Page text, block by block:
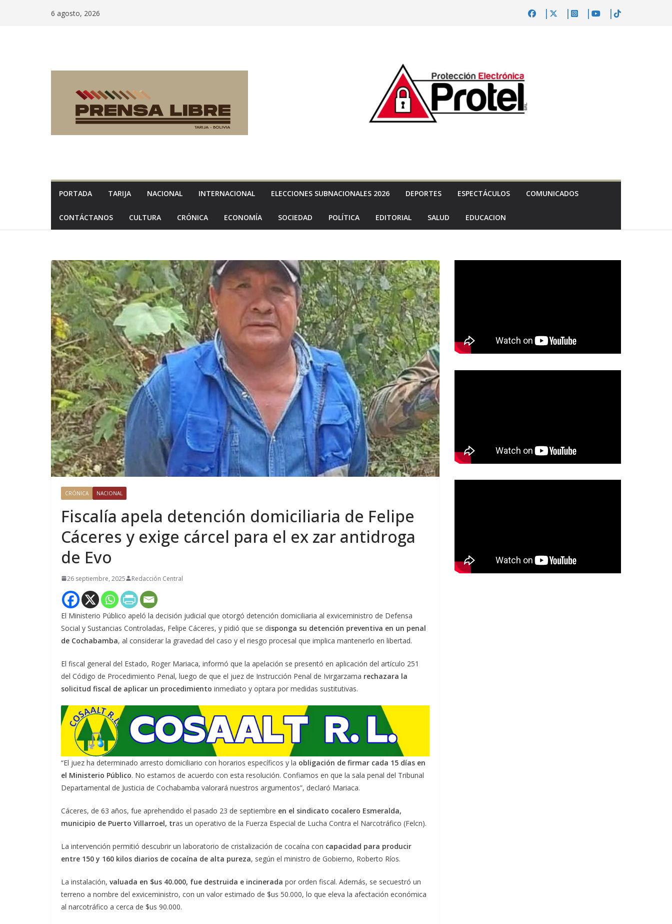
6 agosto, 2026
PORTADA TARIJA NACIONAL INTERNACIONAL ELECCIONES SUBNACIONALES 2026 DEPORTES ESPECTÁCULOS COMUNICADOS
CONTÁCTANOS CULTURA CRÓNICA ECONOMÍA SOCIEDAD POLÍTICA EDITORIAL SALUD EDUCACION
CRÓNICA NACIONAL
Fiscalía apela detención domiciliaria de Felipe
Cáceres y exige cárcel para el ex zar antidroga
de Evo
26 septiembre, 2025 Redacción Central
El Ministerio Público apeló la decisión judicial que otorgó detención domiciliaria al exviceministro de Defensa
Social y Sustancias Controladas, Felipe Cáceres, y pidió que se disponga su detención preventiva en un penal
de Cochabamba, al considerar la gravedad del caso y el riesgo procesal que implica mantenerlo en libertad.
El fiscal general del Estado, Roger Mariaca, informó que la apelación se presentó en aplicación del artículo 251
del Código de Procedimiento Penal, luego de que el juez de Instrucción Penal de Ivirgarzama rechazara la
solicitud fiscal de aplicar un procedimiento inmediato y optara por medidas sustitutivas.
“El juez ha determinado arresto domiciliario con horarios específicos y la obligación de firmar cada 15 días en
el Ministerio Público. No estamos de acuerdo con esta resolución. Confiamos en que la sala penal del Tribunal
Departamental de Justicia de Cochabamba valorará nuestros argumentos”, declaró Mariaca.
Cáceres, de 63 años, fue aprehendido el pasado 23 de septiembre en el sindicato cocalero Esmeralda,
municipio de Puerto Villarroel, tras un operativo de la Fuerza Especial de Lucha Contra el Narcotráfico (Felcn).
La intervención permitió descubrir un laboratorio de cristalización de cocaína con capacidad para producir
entre 150 y 160 kilos diarios de cocaína de alta pureza, según el ministro de Gobierno, Roberto Ríos.
La instalación, valuada en $us 40.000, fue destruida e incinerada por orden fiscal. Además, se secuestró un
terreno a nombre del exviceministro, con un valor estimado de $us 50.000, lo que eleva la afectación económica
al narcotráfico a cerca de $us 90.000.